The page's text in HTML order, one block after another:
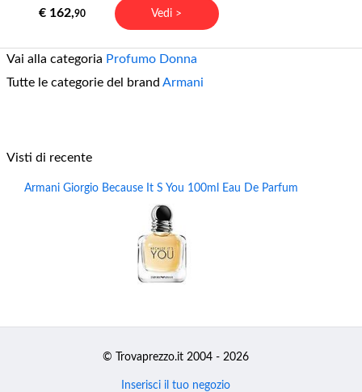
€ 162,90 Vedi >
Vai alla categoria Profumo Donna
Tutte le categorie del brand Armani
Visti di recente
Armani Giorgio Because It S You 100ml Eau De Parfum
© Trovaprezzo.it 2004 - 2026
Inserisci il tuo negozio